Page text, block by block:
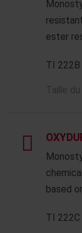
ester
TI 222B
based
TI 222C